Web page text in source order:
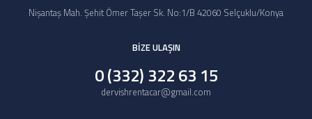
Nişantaş Mah. Şehit Ömer Taşer Sk. No:1/B 42060 Selçuklu/Konya
BİZE ULAŞIN
0 (332) 322 63 15
dervishrentacar@gmail.com